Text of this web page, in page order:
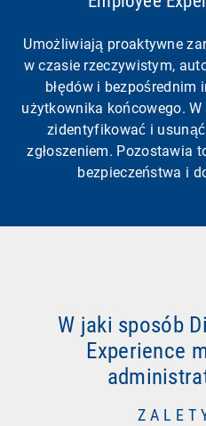
Umożliwiają proaktywne
w czasie rzeczywistym,
błędów i
użytkownika końcowego.
zidentyfikować i
zgłoszeniem. Pozostawia
bezpieczeństwa i
W jaki sposób
Experience